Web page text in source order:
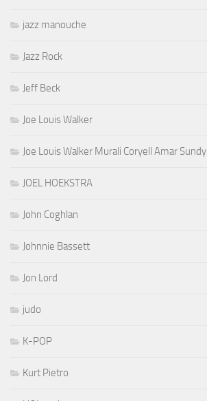
jazz manouche
Jazz Rock
Jeff Beck
Joe Louis Walker
Joe Louis Walker Murali Coryell Amar Sundy
JOEL HOEKSTRA
John Coghlan
Johnnie Bassett
Jon Lord
judo
K-POP
Kurt Pietro